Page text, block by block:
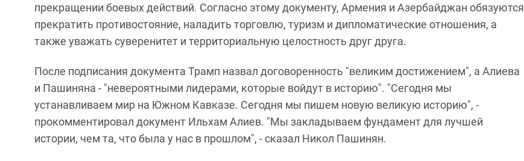
прекращении боевых действий. Согласно этому документу, Армения и Азербайджан обязуются
прекратить противостояние, наладить торговлю, туризм и дипломатические отношения, а
также уважать суверенитет и территориальную целостность друг друга.
После подписания документа Трамп назвал договоренность "великим достижением", а Алиева
и Пашиняна - "невероятными лидерами, которые войдут в историю". "Сегодня мы
устанавливаем мир на Южном Кавказе. Сегодня мы пишем новую великую историю", -
прокомментировал документ Ильхам Алиев. "Мы закладываем фундамент для лучшей
истории, чем та, что была у нас в прошлом", - сказал Никол Пашинян.